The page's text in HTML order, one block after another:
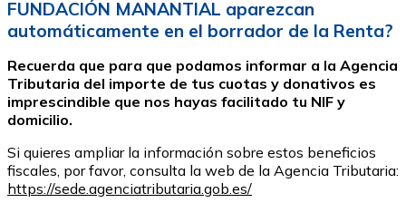
FUNDACIÓN MANANTIAL aparezcan
automáticamente en el borrador de la Renta?
Recuerda que para que podamos informar a la Agencia
Tributaria del importe de tus cuotas y donativos es
imprescindible que nos hayas facilitado tu NIF y
domicilio.
Si quieres ampliar la información sobre estos beneficios
fiscales, por favor, consulta la web de la Agencia Tributaria:
https://sede.agenciatributaria.gob.es/